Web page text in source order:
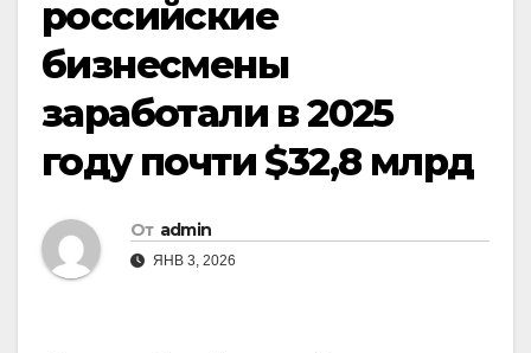
российские
бизнесмены
заработали в 2025
году почти $32,8 млрд
От admin
ЯНВ 3, 2026